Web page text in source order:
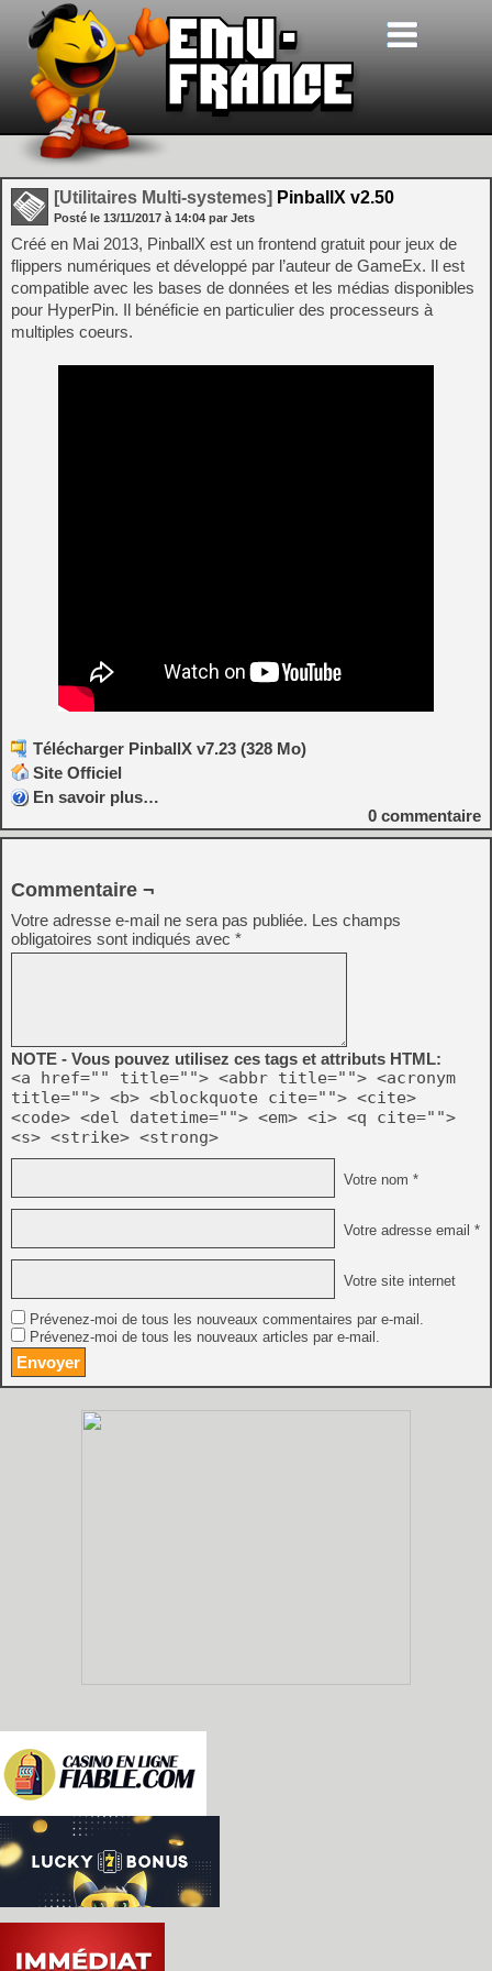
[Utilitaires Multi-systemes] PinballX v2.50
Posté le 13/11/2017 à 14:04 par Jets
Créé en Mai 2013, PinballX est un frontend gratuit pour jeux de
flippers numériques et développé par l’auteur de GameEx. Il est
compatible avec les bases de données et les médias disponibles
pour HyperPin. Il bénéficie en particulier des processeurs à
multiples coeurs.
Télécharger PinballX v7.23 (328 Mo)
Site Officiel
En savoir plus…
0 commentaire
Commentaire ¬
Votre adresse e-mail ne sera pas publiée. Les champs
obligatoires sont indiqués avec *
NOTE - Vous pouvez utilisez ces tags et attributs HTML:
<a href="" title=""> <abbr title=""> <acronym
title=""> <b> <blockquote cite=""> <cite>
<code> <del datetime=""> <em> <i> <q cite="">
<s> <strike> <strong>
Votre nom *
Votre adresse email *
Votre site internet
Prévenez-moi de tous les nouveaux commentaires par e-mail.
Prévenez-moi de tous les nouveaux articles par e-mail.